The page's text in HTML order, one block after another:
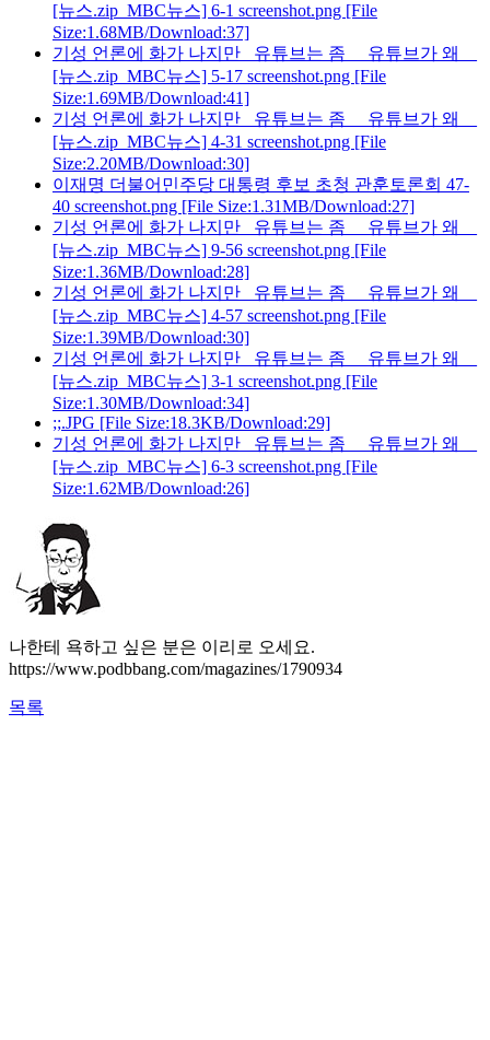
[뉴스.zip_MBC뉴스] 6-1 screenshot.png [File
Size:1.68MB/Download:37]
기성 언론에 화가 나지만 _유튜브는 좀_ _유튜브가 왜__
[뉴스.zip_MBC뉴스] 5-17 screenshot.png [File
Size:1.69MB/Download:41]
기성 언론에 화가 나지만 _유튜브는 좀_ _유튜브가 왜__
[뉴스.zip_MBC뉴스] 4-31 screenshot.png [File
Size:2.20MB/Download:30]
이재명 더불어민주당 대통령 후보 초청 관훈토론회 47-
40 screenshot.png [File Size:1.31MB/Download:27]
기성 언론에 화가 나지만 _유튜브는 좀_ _유튜브가 왜__
[뉴스.zip_MBC뉴스] 9-56 screenshot.png [File
Size:1.36MB/Download:28]
기성 언론에 화가 나지만 _유튜브는 좀_ _유튜브가 왜__
[뉴스.zip_MBC뉴스] 4-57 screenshot.png [File
Size:1.39MB/Download:30]
기성 언론에 화가 나지만 _유튜브는 좀_ _유튜브가 왜__
[뉴스.zip_MBC뉴스] 3-1 screenshot.png [File
Size:1.30MB/Download:34]
;;.JPG [File Size:18.3KB/Download:29]
기성 언론에 화가 나지만 _유튜브는 좀_ _유튜브가 왜__
[뉴스.zip_MBC뉴스] 6-3 screenshot.png [File
Size:1.62MB/Download:26]
나한테 욕하고 싶은 분은 이리로 오세요.
https://www.podbbang.com/magazines/1790934
목록